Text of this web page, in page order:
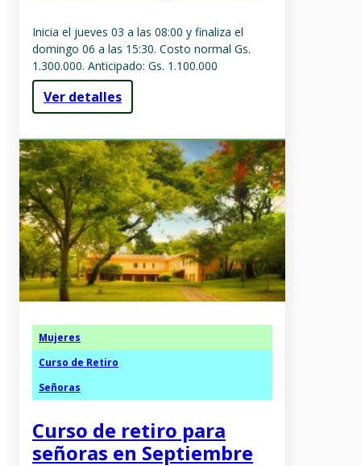
Inicia el jueves 03 a las 08:00 y finaliza el
domingo 06 a las 15:30. Costo normal Gs.
1.300.000. Anticipado: Gs. 1.100.000
Ver detalles
Mujeres
Curso de Retiro
Señoras
Curso de retiro para
señoras en Septiembre